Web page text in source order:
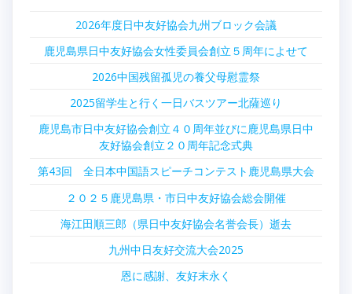
2026年度日中友好協会九州ブロック会議
鹿児島県日中友好協会女性委員会創立５周年によせて
2026中国残留孤児の養父母慰霊祭
2025留学生と行く一日バスツアー北薩巡り
鹿児島市日中友好協会創立４０周年並びに鹿児島県日中
友好協会創立２０周年記念式典
第43回 全日本中国語スピーチコンテスト鹿児島県大会
２０２５鹿児島県・市日中友好協会総会開催
海江田順三郎（県日中友好協会名誉会長）逝去
九州中日友好交流大会2025
恩に感謝、友好末永く